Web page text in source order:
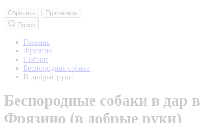
Сбросить
Применить
Поиск
Главная
Фрязино
Собаки
Беспородная собака
В добрые руки
Беспородные собаки в дар в
Фрязино (в добрые руки)